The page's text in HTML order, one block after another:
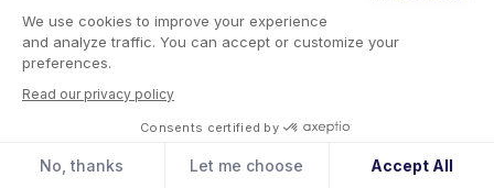
We use cookies to improve your experience
and analyze traffic. You can accept or customize your
preferences.
Read our privacy policy
Consents certified by
No, thanks Let me choose Accept All
påvirker hastigheten på nettstedet ditt, som
fjerner timevis med arbeid, og som lar deg
administrere oversettelsene av nettstedet ditt.
Og det ordet igjen – SEO. Med Weglot , blir det
nylig oversatte innholdet ditt riktig indeksert på